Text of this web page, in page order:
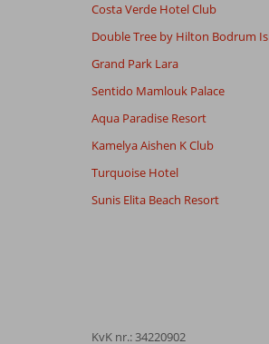
Costa Verde Hotel Club
Double Tree by Hilton Bodrum
Grand Park Lara
Sentido Mamlouk Palace
Aqua Paradise Resort
Kamelya Aishen K Club
Turquoise Hotel
Sunis Elita Beach Resort
KvK nr.: 34220902